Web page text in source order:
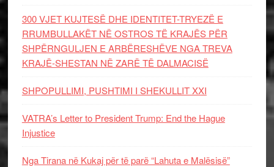
300 VJET KUJTESË DHE IDENTITET-TRYEZË E
RRUMBULLAKËT NË OSTROS TË KRAJËS PËR
SHPËRNGULJEN E ARBËRESHËVE NGA TREVA
KRAJË-SHESTAN NË ZARË TË DALMACISË
SHPOPULLIMI, PUSHTIMI I SHEKULLIT XXI
VATRA’s Letter to President Trump: End the Hague
Injustice
Nga Tirana në Kukaj për të parë “Lahuta e Malësisë”